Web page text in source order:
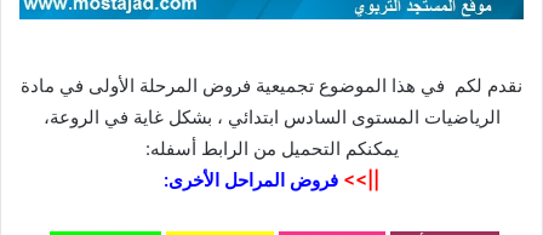
نقدم لكم في هذا الموضوع تجميعية فروض المرحلة الأولى في مادة
الرياضيات المستوى السادس ابتدائي ، بشكل غاية في الروعة،
يمكنكم التحميل من الرابط أسفله:
||>> فروض المراحل الأخرى: